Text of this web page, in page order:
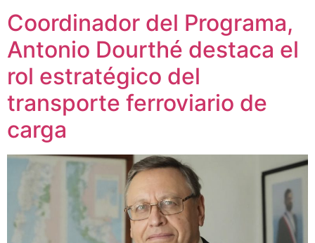
Coordinador del Programa,
Antonio Dourthé destaca el
rol estratégico del
transporte ferroviario de
carga